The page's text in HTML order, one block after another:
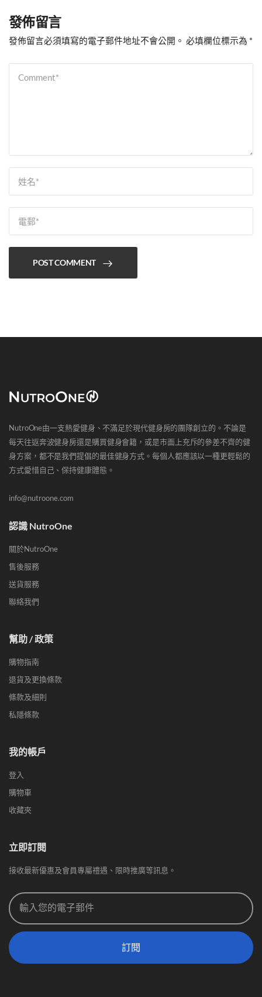
發佈留言
發佈留言必須填寫的電子郵件地址不會公開。 必填欄位標示為 *
POST COMMENT
NutroOne由一支熱愛健身、不滿足於現代健身房的團隊創立的。不論是
每天往返奔波健身房還是購買健身會籍，或是市面上充斥的參差不齊的健
身方案，都不是我們提倡的最佳健身方式。每個人都應該以一種更輕鬆的
方式愛惜自己、保持健康體態。
info@nutroone.com
認識 NutroOne
關於NutroOne
售後服務
送貨服務
聯絡我們
幫助 / 政策
購物指南
退貨及更換條款
條款及細則
私隱條款
我的帳戶
登入
購物車
收藏夾
立即訂閱
接收最新優惠及會員專屬禮遇、限時推廣等訊息。
訂閱